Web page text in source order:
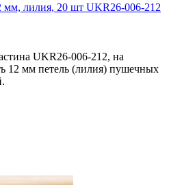
лилия, 20 шт UKR26-006-212
UKR26-006-212, на
12 мм петель (лилия) пушечных